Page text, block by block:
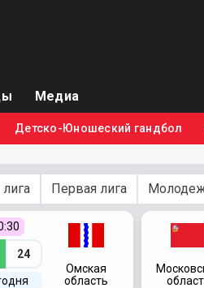
Медиа
Детско-Юношеский гандбол
Первая лига
24
Омская
область